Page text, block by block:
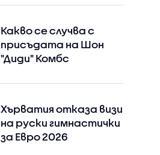
Какво се случва с
присъдата на Шон
"Диди" Комбс
Хърватия отказа визи
на руски гимнастички
за Евро 2026